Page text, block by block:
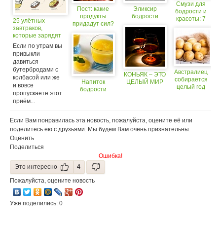
25 улётных
завтраков,
которые зарядят
энергией на
целый день
Если по утрам вы
привыкли
давиться
бутербродами с
колбасой или же
и вовсе
пропускаете этот
приём...
Пост: какие
продукты
придадут сил?
Напиток
бодрости
Эликсир
бодрости
КОНЬЯК – ЭТО
ЦЕЛЫЙ МИР
Cмузи для
бодрости и
красоты: 7
Оли
Малышевой
Австралиец
собирается
целый год
Если Вам понравилась эта новость, пожалуйста, оцените её или
поделитесь ею с друзьями. Мы будем Вам очень признательны.
Оценить
Поделиться
Ошибка!
Это интересно
4
Пожалуйста, оцените новость
Уже поделились: 0